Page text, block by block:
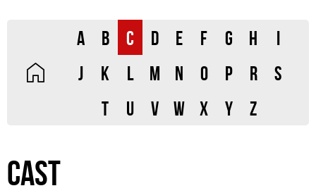
A B C D E F G H
I
J
K L M N O P R
S
T
U V W X Y Z
CAST